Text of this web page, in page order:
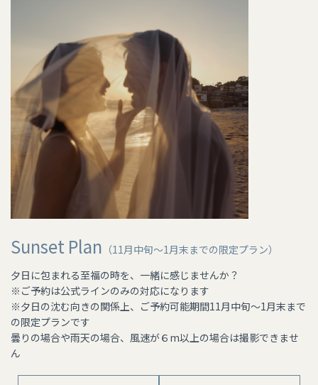
Sunset Plan （11月中旬〜1月末までの限定プラン）
夕日に包まれる至福の時を、一緒に感じませんか？
※ご予約は公式ラインのみの対応になります
※夕日の沈む向きの関係上、ご予約可能期間11月中旬〜1月末まで
の限定プランです
曇りの場合や雨天の場合、風速が６m以上の場合は撮影できませ
ん